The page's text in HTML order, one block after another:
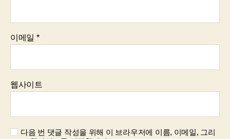
이메일 *
웹사이트
다음 번 댓글 작성을 위해 이 브라우저에 이름, 이메일, 그리